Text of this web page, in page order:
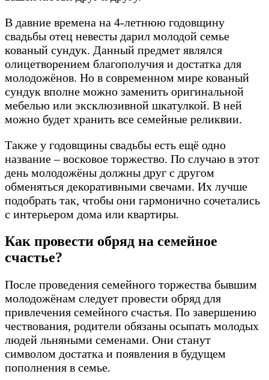
В давние времена на 4-летнюю годовщину
свадьбы отец невесты дарил молодой семье
кованый сундук. Данный предмет являлся
олицетворением благополучия и достатка для
молодожёнов. Но в современном мире кованый
сундук вполне можно заменить оригинальной
мебелью или эксклюзивной шкатулкой. В ней
можно будет хранить все семейные реликвии.
Также у годовщины свадьбы есть ещё одно
название – восковое торжество. По случаю в этот
день молодожёны должны друг с другом
обменяться декоративными свечами. Их лучше
подобрать так, чтобы они гармонично сочетались
с интерьером дома или квартиры.
Как провести обряд на семейное
счастье?
После проведения семейного торжества бывшим
молодожёнам следует провести обряд для
привлечения семейного счастья. По завершению
чествования, родители обязаны осыпать молодых
людей льняными семенами. Они станут
символом достатка и появления в будущем
пополнения в семье.